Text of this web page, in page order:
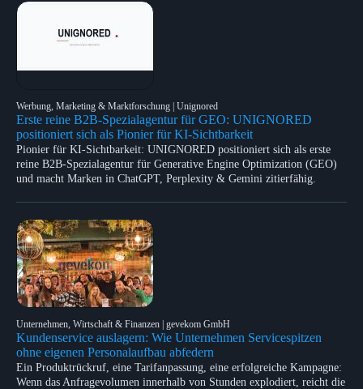
Werbung, Marketing & Marktforschung | Unignored
Erste reine B2B-Spezialagentur für GEO: UNIGNORED
positioniert sich als Pionier für KI-Sichtbarkeit
Pionier für KI-Sichtbarkeit: UNIGNORED positioniert sich als erste
reine B2B-Spezialagentur für Generative Engine Optimization (GEO)
und macht Marken in ChatGPT, Perplexity & Gemini zitierfähig.
Unternehmen, Wirtschaft & Finanzen | gevekom GmbH
Kundenservice auslagern: Wie Unternehmen Servicespitzen
ohne eigenen Personalaufbau abfedern
Ein Produktrückruf, eine Tarifanpassung, eine erfolgreiche Kampagne:
Wenn das Anfragevolumen innerhalb von Stunden explodiert, reicht die